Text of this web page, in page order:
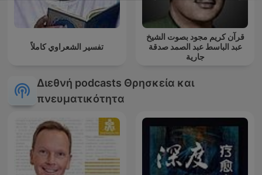
تفسير الشعراوي كاملاً
قرآن كريم مجود بصوت الشيخ
عبد الباسط عبد الصمد صدقة
جارية
Διεθνή podcasts Θρησκεία και
πνευματικότητα